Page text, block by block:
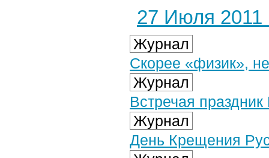
27 Июля 2011
Журнал
Скорее «физик»,
Журнал
Встречая
Журнал
День Крещения